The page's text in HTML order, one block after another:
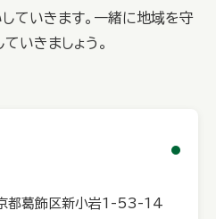
ていきます。一緒に地域を守
いきましょう。
葛飾区新小岩1-53-14